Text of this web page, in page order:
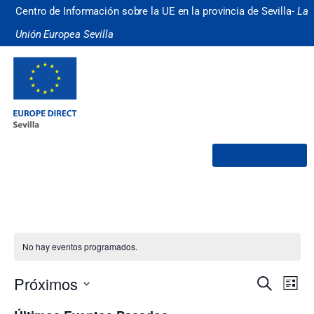
Centro de Información sobre la UE en la provincia de Sevilla- La
Unión Europea Sevilla
No hay eventos programados.
BuscarLista
Próximos
la